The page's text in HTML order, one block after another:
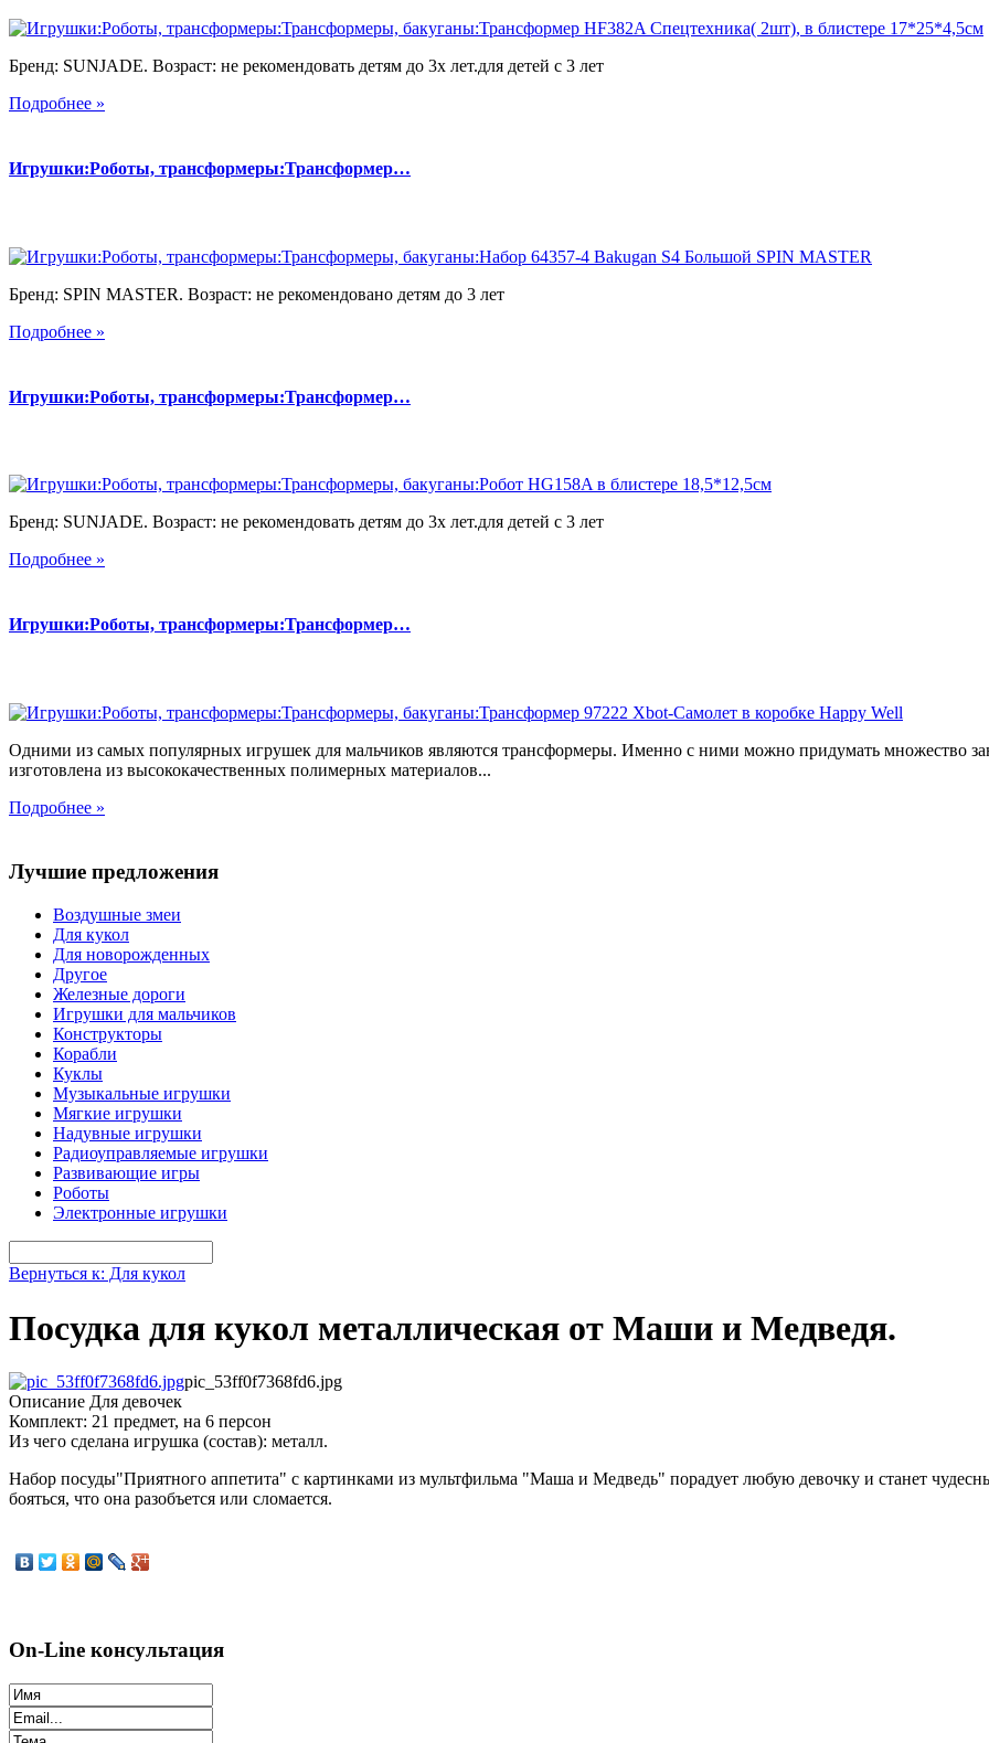
Бренд: SUNJADE. Возраст: не рекомендовать детям до 3х лет.для детей с 3 лет
Подробнее »
Игрушки:Роботы, трансформеры:Трансформер…
Бренд: SPIN MASTER. Возраст: не рекомендовано детям до 3 лет
Подробнее »
Игрушки:Роботы, трансформеры:Трансформер…
Бренд: SUNJADE. Возраст: не рекомендовать детям до 3х лет.для детей с 3 лет
Подробнее »
Игрушки:Роботы, трансформеры:Трансформер…
Одними из самых популярных игрушек для мальчиков являются трансформеры. Именно с ними можно придумать множество
изготовлена из высококачественных полимерных материалов...
Подробнее »
Лучшие предложения
Воздушные змеи
Для кукол
Для новорожденных
Другое
Железные дороги
Игрушки для мальчиков
Конструкторы
Корабли
Куклы
Музыкальные игрушки
Мягкие игрушки
Надувные игрушки
Радиоуправляемые игрушки
Развивающие игры
Роботы
Электронные игрушки
Вернуться к: Для кукол
Посудка для кукол металлическая от Маши и Медведя.
pic_53ff0f7368fd6.jpg
Описание Для девочек
Комплект: 21 предмет, на 6 персон
Из чего сделана игрушка (состав): металл.
Набор посуды"Приятного аппетита" с картинками из мультфильма "Маша и Медведь" порадует любую девочку и станет
бояться, что она разобъется или сломается.
On-Line консультация